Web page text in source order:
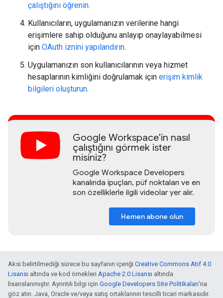
çalıştığını öğrenin.
Kullanıcıların, uygulamanızın verilerine hangi
erişimlere sahip olduğunu anlayıp onaylayabilmesi
için OAuth iznini yapılandırın.
Uygulamanızın son kullanıcılarının veya hizmet
hesaplarının kimliğini doğrulamak için erişim kimlik
bilgileri oluşturun.
Google Workspace'in nasıl
çalıştığını görmek ister
misiniz?
Google Workspace Developers
kanalında ipuçları, püf noktaları ve en
son özelliklerle ilgili videolar yer alır.
Hemen abone olun
Aksi belirtilmediği sürece bu sayfanın içeriği Creative Commons Atıf 4.0
Lisansı altında ve kod örnekleri Apache 2.0 Lisansı altında
lisanslanmıştır. Ayrıntılı bilgi için Google Developers Site Politikaları'na
göz atın. Java, Oracle ve/veya satış ortaklarının tescilli ticari markasıdır.